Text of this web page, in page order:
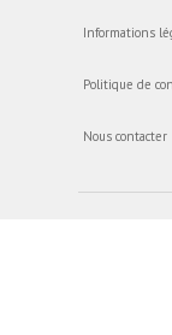
Informations
Politique de
Nous contacter